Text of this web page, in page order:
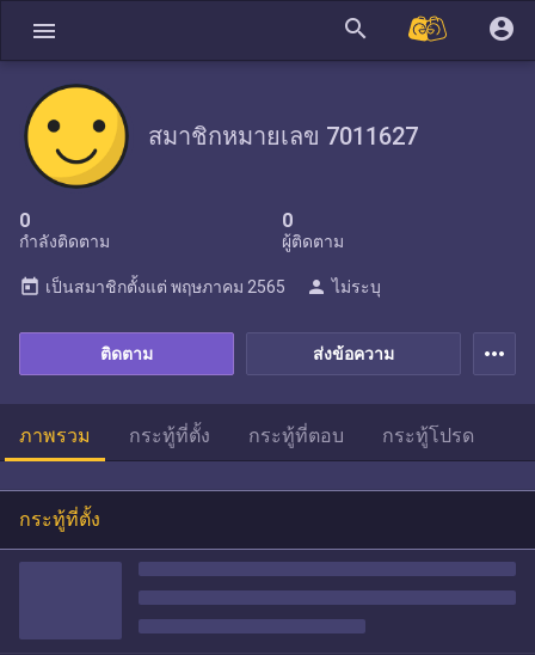
menu search account_circle
สมาชิกหมายเลข 7011627
0
กำลังติดตาม
0
ผู้ติดตาม
ส่งข้อความ
ติดตาม
today เป็นสมาชิกตั้งแต่ พฤษภาคม 2565 person ไม่ระบุ
more_horiz
ภาพรวม กระทู้ที่ตั้ง กระทู้ที่ตอบ กระทู้โปรด
กระทู้ที่ตั้ง